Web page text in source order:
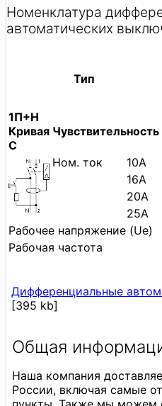
Номенклатура
автоматических
Тип
1П+Н
Кривая
С
Чувствительность
Ном. ток 10A
16A
20A
25A
Рабочее напряжение (Ue)
Рабочая частота
Дифференциальные
[395 kb]